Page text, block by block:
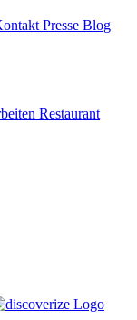
Presse Blog
Restaurant